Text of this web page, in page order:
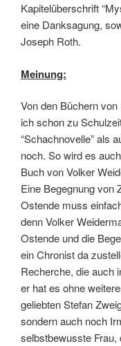
Kapitelüberschrift
eine Danksagung,
Joseph Roth.
Meinung:
Von den Büchern
ich schon zu
“Schachnovelle” als
noch. So wird es
Buch von Volker
Eine Begegnung von
Ostende muss
denn Volker
Ostende und die
ein Chronist da
Recherche, die auch
er hat es ohne
geliebten Stefan
sondern auch noch
selbstbewusste